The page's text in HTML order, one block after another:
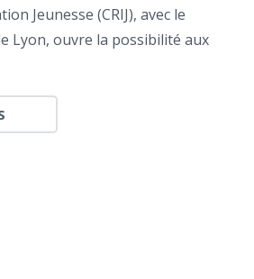
Jeunesse (CRIJ), avec le
Lyon, ouvre la possibilité aux